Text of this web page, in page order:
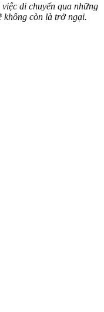
di chuyển qua những
không còn là trở ngại.